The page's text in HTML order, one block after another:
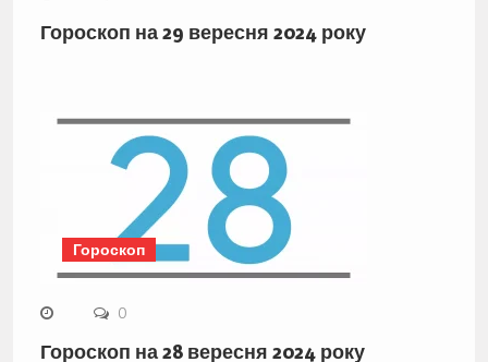
Гороскоп на 29 вересня 2024 року
Гороскоп
0
Гороскоп на 28 вересня 2024 року